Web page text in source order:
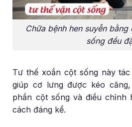
Chữa bệnh hen suyễn
sống đều
Tư thế xoắn cột sống này
giúp cơ lưng được kéo
phần cột sống và điều chỉnh
cách đáng kể.